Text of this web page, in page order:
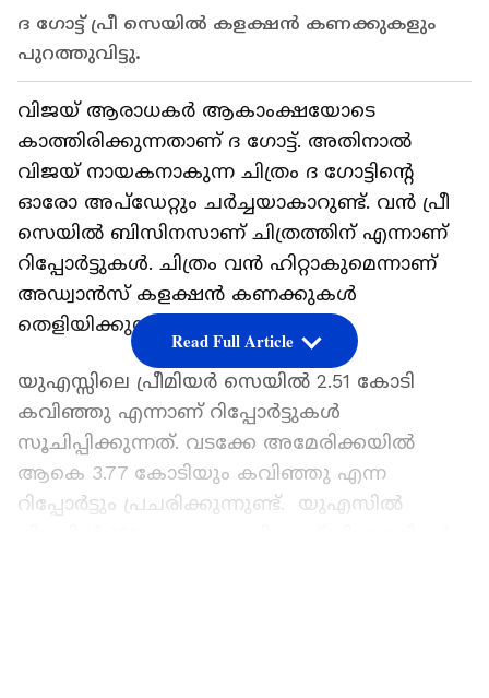
ദ ഗോട്ട് പ്രീ സെയില്‍ കളക്ഷൻ കണക്കുകളും
പുറത്തുവിട്ടു.
വിജയ് ആരാധകര്‍ ആകാംക്ഷയോടെ
കാത്തിരിക്കുന്നതാണ് ദ ഗോട്ട്. അതിനാല്‍
വിജയ് നായകനാകുന്ന ചിത്രം ദ ഗോട്ടിന്റെ
ഓരോ അപ്‍ഡേറ്റും ചര്‍ച്ചയാകാറുണ്ട്. വൻ പ്രീ
സെയില്‍ ബിസിനസാണ് ചിത്രത്തിന് എന്നാണ്
റിപ്പോര്‍ട്ടുകള്‍. ചിത്രം വൻ ഹിറ്റാകുമെന്നാണ്
അഡ്വാൻസ് കളക്ഷൻ കണക്കുകള്‍
തെളിയിക്കുന്നത്.
യുഎസ്സിലെ പ്രീമിയര്‍ സെയില്‍ 2.51 കോടി
കവിഞ്ഞു എന്നാണ് റിപ്പോര്‍ട്ടുകള്‍
സൂചിപ്പിക്കുന്നത്. വടക്കേ അമേരിക്കയില്‍
ആകെ 3.77 കോടിയും കവിഞ്ഞു എന്ന
റിപ്പോര്‍ട്ടും പ്രചരിക്കുന്നുണ്ട്. യുഎസില്‍
Read Full Article